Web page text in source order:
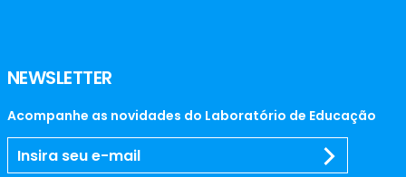
NEWSLETTER
Acompanhe as novidades do Laboratório de Educação